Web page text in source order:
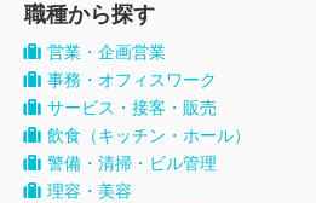
職種から探す
営業・企画営業
事務・オフィスワーク
サービス・接客・販売
飲食（キッチン・ホール）
警備・清掃・ビル管理
理容・美容